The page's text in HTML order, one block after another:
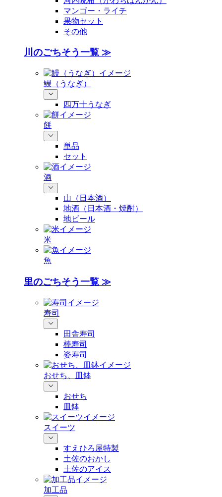
マンゴー・ライチ
果物セット
その他
川のごちそう一覧 ≫
鰻（うなぎ）
四万十うなぎ
餅
単品
セット
酒
山（日本酒）
地酒（日本酒・焼酎）
地ビール
米
魚
里のごちそう一覧 ≫
寿司
田舎寿司
棒寿司
姿寿司
おせち、皿鉢
おせち
皿鉢
スイーツ
すえひろ屋特製
土佐のおかし
土佐のアイス
加工品